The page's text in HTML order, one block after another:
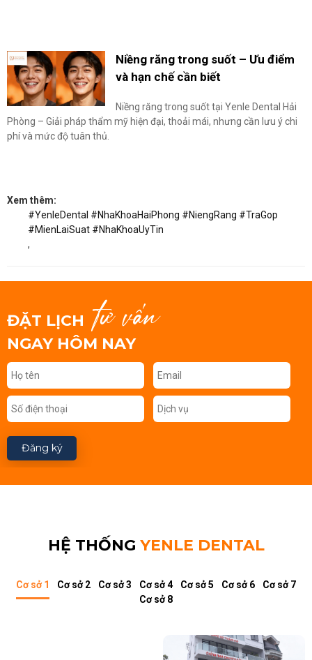
Niềng răng trong suốt – Ưu điểm
và hạn chế cần biết
Niềng răng trong suốt tại Yenle Dental Hải
Phòng – Giải pháp thẩm mỹ hiện đại, thoải mái, nhưng cần lưu ý chi
phí và mức độ tuân thủ.
Xem thêm:
#YenleDental #NhaKhoaHaiPhong #NiengRang #TraGop
#MienLaiSuat #NhaKhoaUyTin
,
ĐẶT LỊCH tư vấn
NGAY HÔM NAY
Đăng ký
HỆ THỐNG YENLE DENTAL
Cơ sở 1 Cơ sở 2 Cơ sở 3 Cơ sở 4 Cơ sở 5 Cơ sở 6
Cơ sở 7
Cơ sở 8